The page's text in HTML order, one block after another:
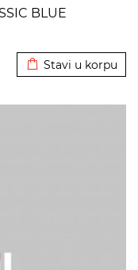
BLUE
Stavi u korpu